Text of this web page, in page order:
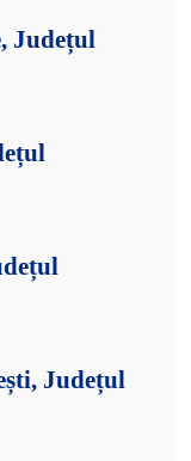
Județul
Județul